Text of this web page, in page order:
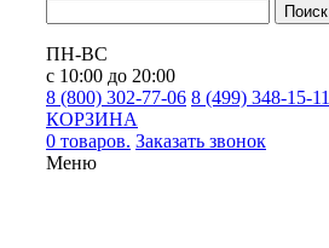
Поиск
ПН-ВС
с 10:00 до 20:00
8 (800) 302-77-06 8 (499) 348-15-11
КОРЗИНА
0 товаров. Заказать звонок
Меню